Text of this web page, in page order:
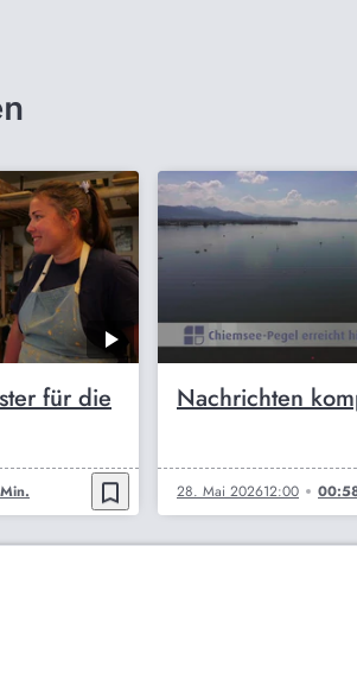
für die
bookmark_border
Nachrichten
28. Mai 202612:00